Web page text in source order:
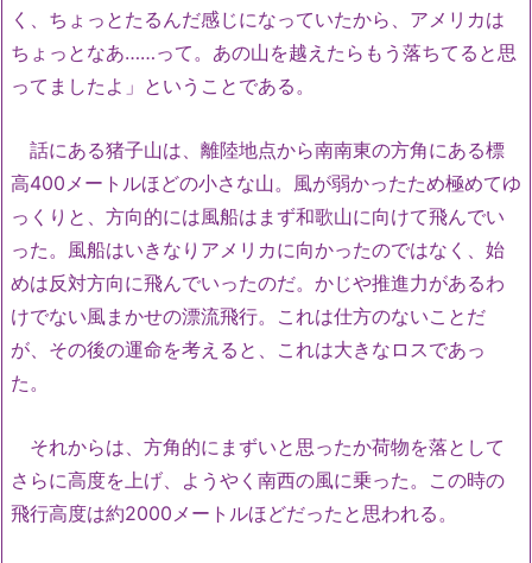
く、ちょっとたるんだ感じになっていたから、アメリカは
ちょっとなあ……って。あの山を越えたらもう落ちてると思
ってましたよ」ということである。
話にある猪子山は、離陸地点から南南東の方角にある標
高400メートルほどの小さな山。風が弱かったため極めてゆ
っくりと、方向的には風船はまず和歌山に向けて飛んでい
った。風船はいきなりアメリカに向かったのではなく、始
めは反対方向に飛んでいったのだ。かじや推進力があるわ
けでない風まかせの漂流飛行。これは仕方のないことだ
が、その後の運命を考えると、これは大きなロスであっ
た。
それからは、方角的にまずいと思ったか荷物を落として
さらに高度を上げ、ようやく南西の風に乗った。この時の
飛行高度は約2000メートルほどだったと思われる。